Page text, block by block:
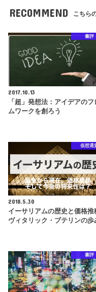
RECOMMEND こちら
書評
2017.10.13
「超」発想法：アイデアのフ
ムワークを創ろう
仮想通
2018.5.30
イーサリアムの歴史と価格推
ヴィタリック・ブテリンの歩
書評